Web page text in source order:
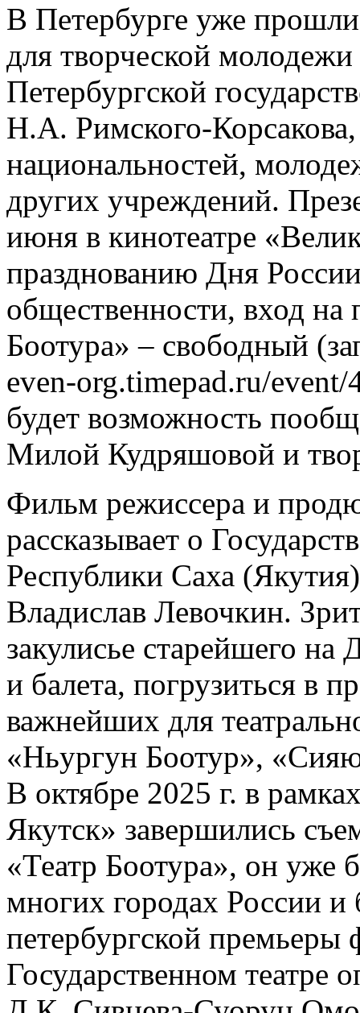
В Петербурге уже
для творческой
Петербургской
Н.А. Римского-
национальностей,
других учреждений.
июня в кинотеатре
празднованию Дня
общественности, вход
Боотура» – свободный
even-org.timepad.ru/
будет возможность
Милой Кудряшовой и
Фильм режиссера и
рассказывает о
Республики Саха
Владислав Левочкин.
закулисье старейшего на
и балета, погрузиться в
важнейших для
«Ньургун Боотур»,
В октябре 2025 г. в
Якутск» завершились
«Театр Боотура», он уже
многих городах России
петербургской премьеры
Государственном театре